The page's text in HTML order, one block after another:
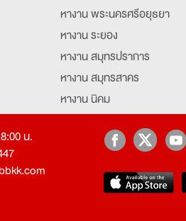
หางาน พระนครศรีอยุธยา
หางาน ระยอง
หางาน สมุทรปราการ
หางาน สมุทรสาคร
หางาน นิคม
หางานอยุธยา
น.